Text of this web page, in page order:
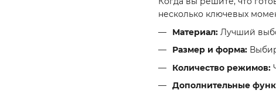
несколько ключевых
Материал: Лучший
Размер и форма:
Количество режимов:
Дополнительные